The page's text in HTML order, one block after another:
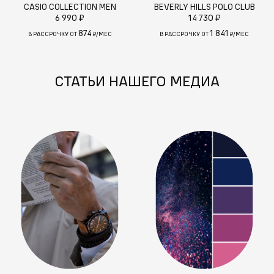
CASIO COLLECTION MEN
6 990 ₽
В РАССРОЧКУ ОТ874 ₽/МЕС
BEVERLY HILLS POLO CLUB
14 730 ₽
В РАССРОЧКУ ОТ1 841 ₽/МЕС
СТАТЬИ НАШЕГО МЕДИА